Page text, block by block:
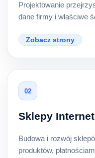
Projektowanie
dane firmy i właściwe
Zobacz strony
02
Sklepy
Budowa i rozwój
produktów,